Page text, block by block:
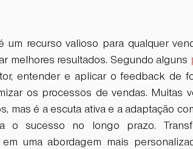
recurso valioso para qualquer
melhores resultados. Segundo alguns
entender e aplicar o feedback de
os processos de vendas. Muitas
mas é a escuta ativa e a adaptação
o sucesso no longo prazo.
uma abordagem mais